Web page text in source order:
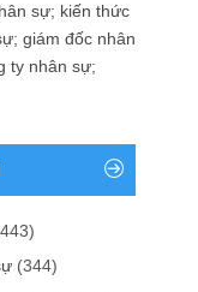
sự; kiến thức
; giám đốc nhân
ty nhân sự;
(344)